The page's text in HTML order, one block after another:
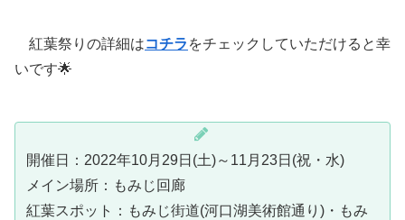
紅葉祭りの詳細はコチラ をチェックしていただけると幸
いです🌟
開催日：2022年10月29日(土)～11月23日(祝・水)
メイン場所：もみじ回廊
紅葉スポット：もみじ街道(河口湖美術館通り)・もみ